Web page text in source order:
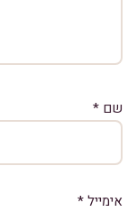
שם *
אימייל*